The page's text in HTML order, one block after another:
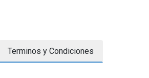
Terminos y Condiciones